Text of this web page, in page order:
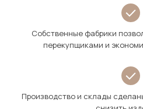
Собственные фабрики
перекупщиками и
Производство и склады